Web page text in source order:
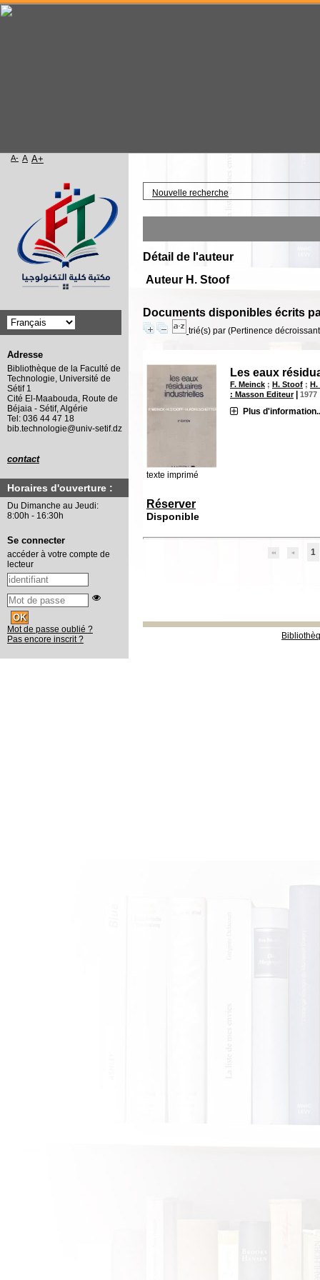
Nouvelle recherche
Détail de l'auteur
Auteur H. Stoof
Documents disponibles écrits
trié(s) par (Pertinence
texte imprimé
Les eaux
F. Meinck ;H. Stoof ;H.
: Masson Editeur|1977
Plus
Réserver
Disponible
1
Accueil
A- A A+
Adresse
Bibliothèque de la Faculté de
Technologie, Université de
Sétif 1
Cité El-Maabouda, Route de
Béjaia - Sétif, Algérie
Tel: 036 44 47 18
bib.technologie@univ-setif.dz
contact
Horaires d'ouverture :
Du Dimanche au Jeudi:
8:00h - 16:30h
Se connecter
accéder à votre compte de
lecteur
Mot de passe oublié ?
Pas encore inscrit ?